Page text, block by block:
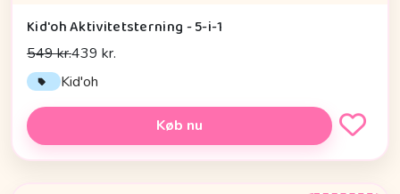
Kid'oh Aktivitetsterning - 5-i-1
549 kr.439 kr.
Kid'oh
Køb nu